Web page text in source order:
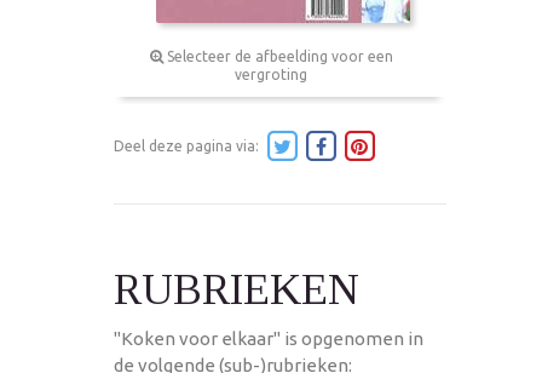
Selecteer de afbeelding voor een
vergroting
Deel deze pagina via:
RUBRIEKEN
"Koken voor elkaar" is opgenomen in
de volgende (sub-)rubrieken: